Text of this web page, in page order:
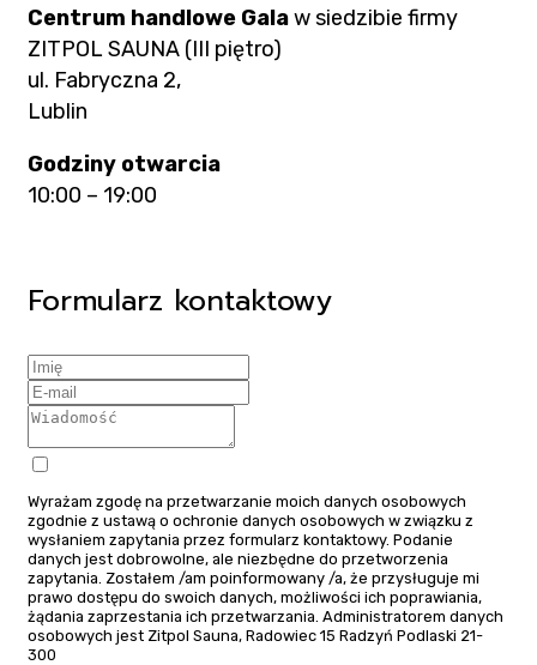
Centrum handlowe Galaw siedzibie firmy
ZITPOL SAUNA (III piętro)
ul. Fabryczna 2,
Lublin
Godziny otwarcia
10:00 – 19:00
Formularz kontaktowy
Wyrażam zgodę na przetwarzanie moich danych osobowych
zgodnie z ustawą o ochronie danych osobowych w związku z
wysłaniem zapytania przez formularz kontaktowy. Podanie
danych jest dobrowolne, ale niezbędne do przetworzenia
zapytania. Zostałem /am poinformowany /a, że przysługuje mi
prawo dostępu do swoich danych, możliwości ich poprawiania,
żądania zaprzestania ich przetwarzania. Administratorem danych
osobowych jest Zitpol Sauna, Radowiec 15 Radzyń Podlaski 21-
300